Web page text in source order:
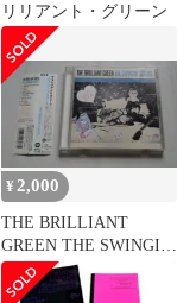
リリアント・グリーン
¥2,000
THE BRILLIANT
GREEN THE SWINGIN'
SIXTIES